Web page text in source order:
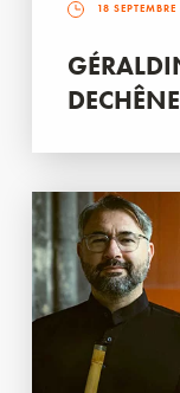
18 SEPTEMBRE
DECHÊNE